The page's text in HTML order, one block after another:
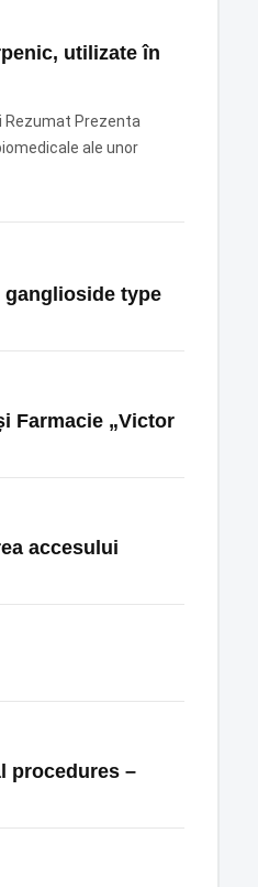
utilizate în
Rezumat Prezenta
ale unor
type
Farmacie „Victor
accesului
procedures –